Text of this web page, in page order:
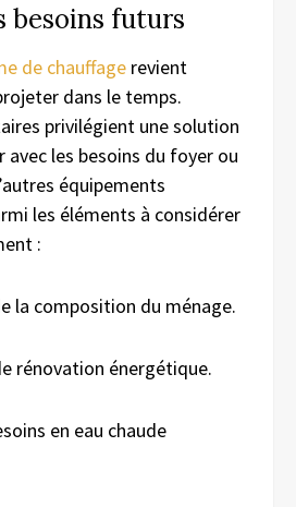
besoins futurs
de chauffage revient
dans le temps.
privilégient une solution
avec les besoins du foyer ou
équipements
les éléments à considérer
:
la composition du ménage.
rénovation énergétique.
en eau chaude